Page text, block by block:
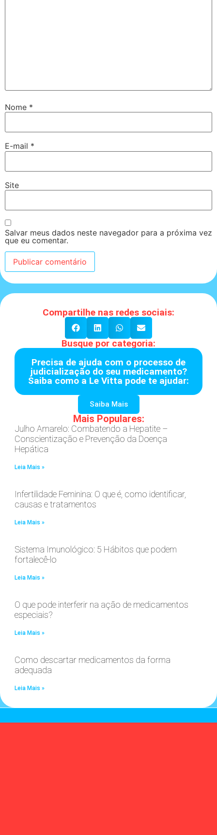
Nome *
E-mail *
Site
Salvar meus dados neste navegador para a próxima vez
que eu comentar.
Compartilhe nas redes sociais:
Busque por categoria:
Precisa de ajuda com o processo de
judicialização do seu medicamento?
Saiba como a Le Vitta pode te ajudar:
Saiba Mais
Mais Populares:
Julho Amarelo: Combatendo a Hepatite –
Conscientização e Prevenção da Doença
Hepática
Leia Mais »
Infertilidade Feminina: O que é, como identificar,
causas e tratamentos
Leia Mais »
Sistema Imunológico: 5 Hábitos que podem
fortalecê-lo
Leia Mais »
O que pode interferir na ação de medicamentos
especiais?
Leia Mais »
Como descartar medicamentos da forma
adequada
Leia Mais »